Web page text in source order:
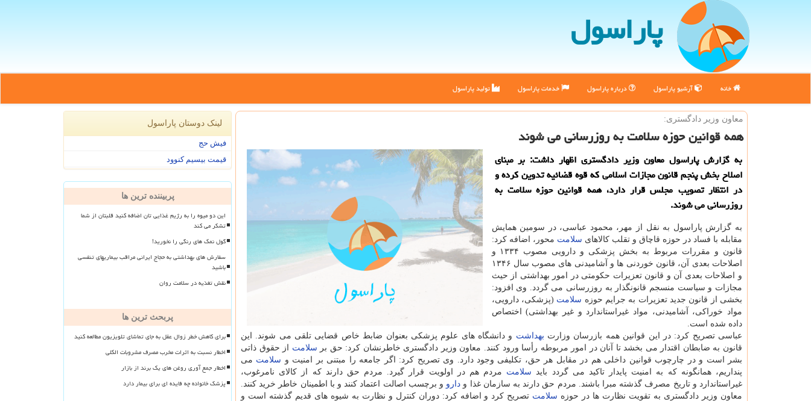
پاراسول
خانه آرشیو پاراسول درباره پاراسول خدمات پاراسول تولید پاراسول
معاون وزیر دادگستری:
همه قوانین حوزه سلامت به روزرسانی می شوند
به گزارش پاراسول معاون وزیر دادگستری اظهار داشت: بر مبنای
اصلاح بخش پنجم قانون مجازات اسلامی كه قوه قضائیه تدوین كرده و
در انتظار تصویب مجلس قرار دارد، همه قوانین حوزه سلامت به
روزرسانی می شوند.
به گزارش پاراسول به نقل از مهر، محمود عباسی، در سومین همایش
مقابله با فساد در حوزه قاچاق و تقلب كالاهای سلامت محور، اضافه كرد:
قانون و مقررات مربوط به بخش پزشكی و دارویی مصوب ۱۳۳۴ و
اصلاحات بعدی آن، قانون خوردنی ها و آشامیدنی های مصوب سال ۱۳۴۶
و اصلاحات بعدی آن و قانون تعزیرات حكومتی در امور بهداشتی از حیث
مجازات و سیاست منسجم قانونگذار به روزرسانی می گردد. وی افزود:
بخشی از قانون جدید تعزیرات به جرایم حوزه سلامت (پزشكی، دارویی،
مواد خوراكی، آشامیدنی، مواد غیراستاندارد و غیر بهداشتی) اختصاص
داده شده است.
عباسی تصریح كرد: در این قوانین همه بازرسان وزارت بهداشت و دانشگاه های علوم پزشكی بعنوان ضابط خاص قضایی تلقی می شوند. این
قانون به ضابطان اقتدار می بخشد تا آنان در امور مربوطه رأسا ورود كنند. معاون وزیر دادگستری خاطرنشان كرد: حق بر سلامت از حقوق ذاتی
بشر است و در چارچوب قوانین داخلی هم در مقابل هر حق، تكلیفی وجود دارد. وی تصریح كرد: اگر جامعه را مبتنی بر امنیت و سلامت می
پنداریم، همانگونه كه به امنیت پایدار تاكید می گردد باید سلامت مردم هم در اولویت قرار گیرد. مردم حق دارند كه از كالای نامرغوب،
غیراستاندارد و تاریخ مصرف گذشته مبرا باشند. مردم حق دارند به سازمان غذا و دارو و برچسب اصالت اعتماد كنند و با اطمینان خاطر خرید كنند.
معاون وزیر دادگستری به تقویت نظارت ها در حوزه سلامت تصریح كرد و اضافه كرد: دوران كنترل و نظارت به شیوه های قدیم گذشته است و
لینک دوستان پاراسول
فیش حج
قیمت بیسیم کنوود
پربیننده ترین ها
این دو میوه را به رژیم غذایی تان اضافه کنید قلبتان از شما
تشکر می کند
گول نمک های رنگی را نخورید!
سفارش های بهداشتی به حجاج ایرانی مراقب بیماریهای تنفسی
باشید
نقش تغذیه در سلامت روان
پربحث ترین ها
برای کاهش خطر زوال عقل به جای تماشای تلویزیون مطالعه کنید
اخطار نسبت به اثرات مخرب مصرف مشروبات الکلی
اخطار جمع آوری روغن های یک برند از بازار
پزشک خانواده چه فایده ای برای بیمار دارد